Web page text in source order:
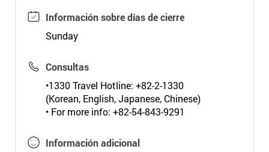
Información sobre días de cierre
Sunday
Consultas
•1330 Travel Hotline: +82-2-1330
(Korean, English, Japanese, Chinese)
• For more info: +82-54-843-9291
Información adicional